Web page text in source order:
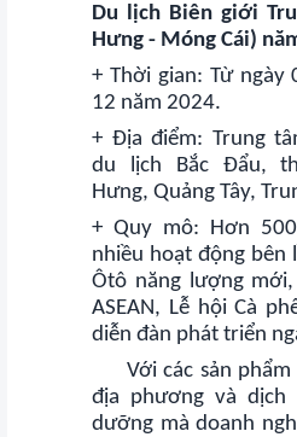
Du lịch Biên giới
Hưng - Móng Cái)
+ Thời gian: Từ ngày
12 năm 2024.
+ Địa điểm: Trung
du lịch Bắc Đẩu,
Hưng, Quảng Tây,
+ Quy mô: Hơn
nhiều hoạt động bên
Ôtô năng lượng
ASEAN, Lễ hội Cà
diễn đàn phát triển
Với các sản phẩm
địa phương và
dưỡng mà doanh